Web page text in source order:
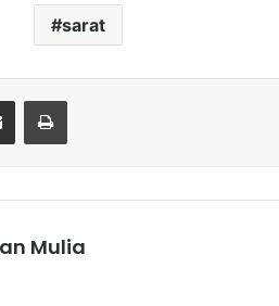
sarat
Share via Email Print
Mulia